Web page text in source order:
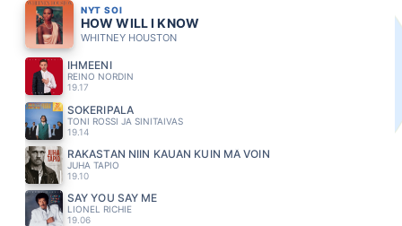
NYT SOI
HOW WILL I KNOW
WHITNEY HOUSTON
IHMEENI
REINO NORDIN
19.17
SOKERIPALA
TONI ROSSI JA SINITAIVAS
19.14
RAKASTAN NIIN KAUAN KUIN MÄ VOIN
JUHA TAPIO
19.10
SAY YOU SAY ME
LIONEL RICHIE
19.06